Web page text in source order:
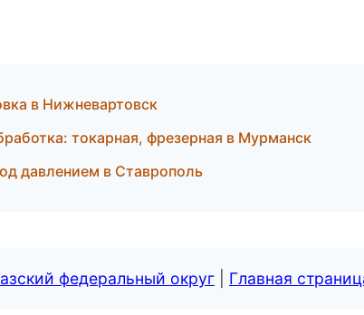
в Нижневартовск
токарная, фрезерная в Мурманск
давлением в Ставрополь
федеральный округ Главная